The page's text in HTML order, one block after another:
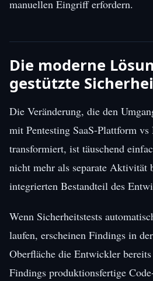
manuellen Eingriff erfordern.
Die moderne
gestützte
Die Veränderung, die den
mit Pentesting SaaS-Plattform vs
transformiert, ist täuschend
nicht mehr als separate Aktivität
integrierten Bestandteil des
Wenn Sicherheitstests
laufen, erscheinen Findings in
Oberfläche die Entwickler
Findings produktionsfertige